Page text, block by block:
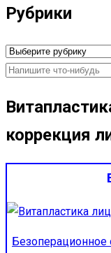
Рубрики
Рубрики
Найти:
коррекция